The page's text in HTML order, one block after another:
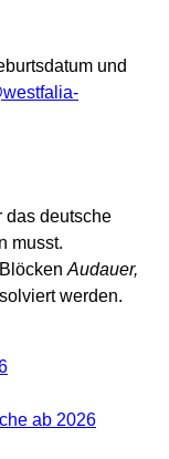
und
das deutsche
musst.
Audauer,
werden.
ab 2026